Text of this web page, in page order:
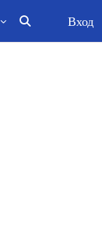
Изменить
Вход